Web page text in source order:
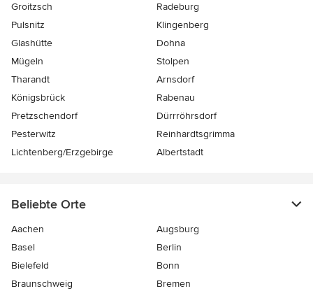
Groitzsch
Radeburg
Pulsnitz
Klingenberg
Glashütte
Dohna
Mügeln
Stolpen
Tharandt
Arnsdorf
Königsbrück
Rabenau
Pretzschendorf
Dürrröhrsdorf
Pesterwitz
Reinhardtsgrimma
Lichtenberg/Erzgebirge
Albertstadt
Beliebte Orte
Aachen
Augsburg
Basel
Berlin
Bielefeld
Bonn
Braunschweig
Bremen